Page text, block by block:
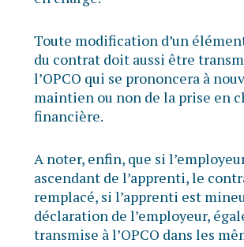
Toute modification d’un
du contrat doit aussi être
l’OPCO qui se prononcera à
maintien ou non de la prise en
financière.
A noter, enfin, que si
ascendant de l’apprenti, le
remplacé, si l’apprenti est
déclaration de l’employeur,
transmise à l’OPCO dans les